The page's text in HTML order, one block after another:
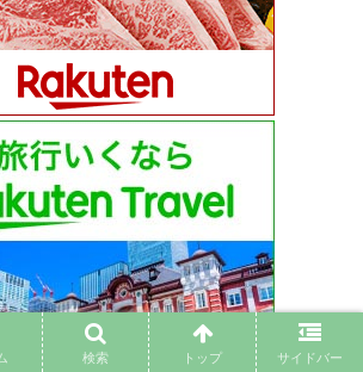
検索 トップ サイドバー